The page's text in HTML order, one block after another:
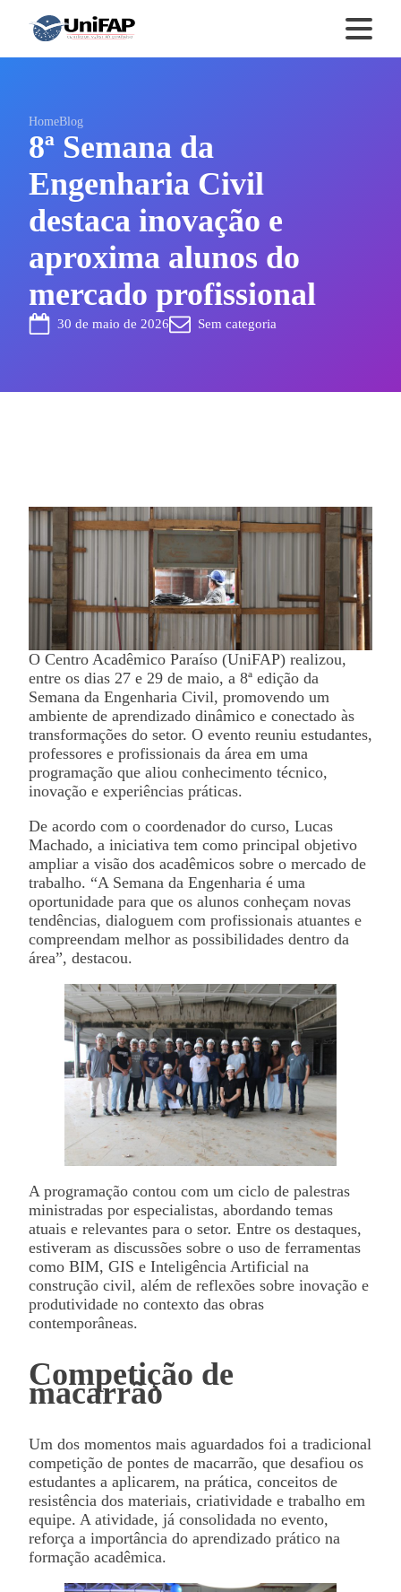
HomeBlog
8ª Semana da
Engenharia Civil
destaca inovação e
aproxima alunos do
mercado profissional
30 de maio de 2026 Sem categoria
O Centro Acadêmico Paraíso (UniFAP) realizou,
entre os dias 27 e 29 de maio, a 8ª edição da
Semana da Engenharia Civil, promovendo um
ambiente de aprendizado dinâmico e conectado às
transformações do setor. O evento reuniu estudantes,
professores e profissionais da área em uma
programação que aliou conhecimento técnico,
inovação e experiências práticas.
De acordo com o coordenador do curso, Lucas
Machado, a iniciativa tem como principal objetivo
ampliar a visão dos acadêmicos sobre o mercado de
trabalho. “A Semana da Engenharia é uma
oportunidade para que os alunos conheçam novas
tendências, dialoguem com profissionais atuantes e
compreendam melhor as possibilidades dentro da
área”, destacou.
A programação contou com um ciclo de palestras
ministradas por especialistas, abordando temas
atuais e relevantes para o setor. Entre os destaques,
estiveram as discussões sobre o uso de ferramentas
como BIM, GIS e Inteligência Artificial na
construção civil, além de reflexões sobre inovação e
produtividade no contexto das obras
contemporâneas.
Competição de
macarrão
Um dos momentos mais aguardados foi a tradicional
competição de pontes de macarrão, que desafiou os
estudantes a aplicarem, na prática, conceitos de
resistência dos materiais, criatividade e trabalho em
equipe. A atividade, já consolidada no evento,
reforça a importância do aprendizado prático na
formação acadêmica.